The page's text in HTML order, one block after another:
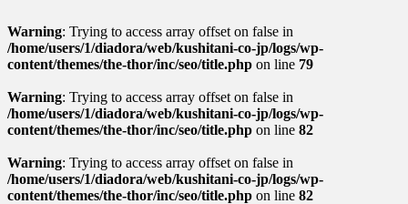
Warning: Trying to access array offset on false in
/home/users/1/diadora/web/kushitani-co-jp/logs/wp-
content/themes/the-thor/inc/seo/title.php on line 79
Warning: Trying to access array offset on false in
/home/users/1/diadora/web/kushitani-co-jp/logs/wp-
content/themes/the-thor/inc/seo/title.php on line 82
Warning: Trying to access array offset on false in
/home/users/1/diadora/web/kushitani-co-jp/logs/wp-
content/themes/the-thor/inc/seo/title.php on line 82